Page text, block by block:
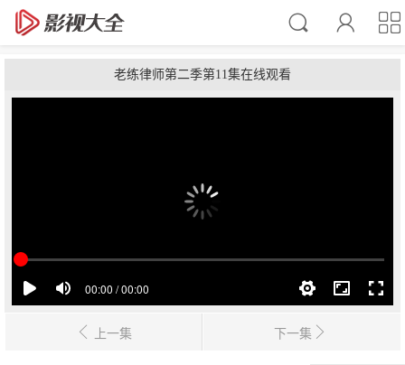
老练律师第二季第11集在线观看
上一集 下一集